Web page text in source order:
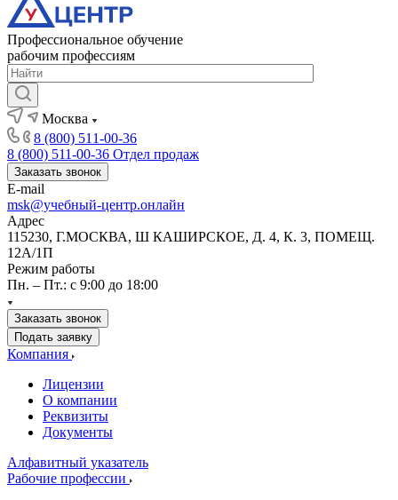
Профессиональное обучение
рабочим профессиям
Москва
8 (800) 511-00-36
8 (800) 511-00-36 Отдел продаж
Заказать звонок
E-mail
msk@учебный-центр.онлайн
Адрес
115230, Г.МОСКВА, Ш КАШИРСКОЕ, Д. 4, К. 3, ПОМЕЩ.
12А/1П
Режим работы
Пн. – Пт.: с 9:00 до 18:00
Заказать звонок
Подать заявку
Компания
Лицензии
О компании
Реквизиты
Документы
Алфавитный указатель
Рабочие профессии